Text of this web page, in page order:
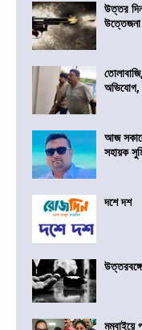
উত্তর
উত্তেজনা
অভিযোগ,
আজ
সহায়ক
দশে দশ
মুম্বাইয়ে